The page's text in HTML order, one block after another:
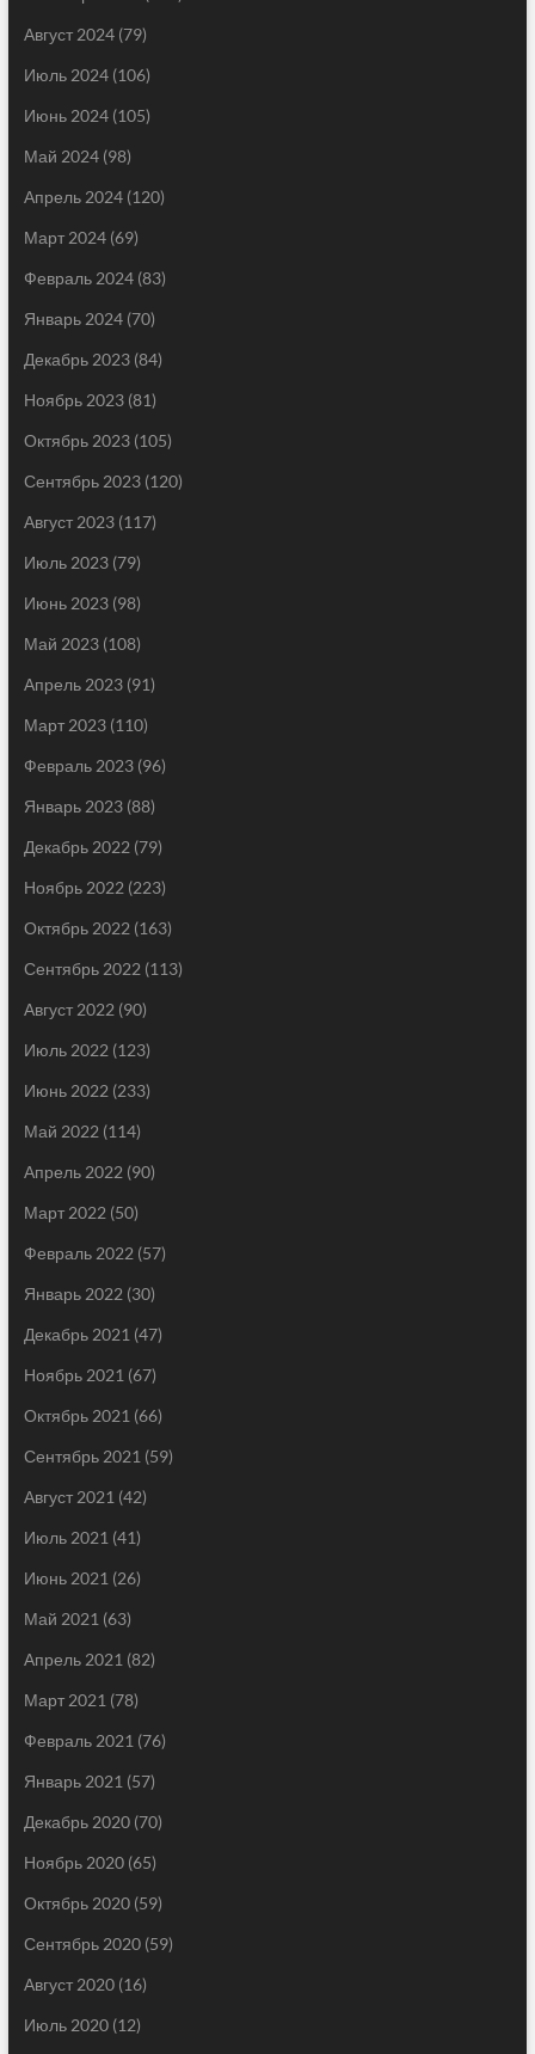
Август 2024(79)
Июль 2024(106)
Июнь 2024(105)
Май 2024(98)
Апрель 2024(120)
Март 2024(69)
Февраль 2024(83)
Январь 2024(70)
Декабрь 2023(84)
Ноябрь 2023(81)
Октябрь 2023(105)
Сентябрь 2023(120)
Август 2023(117)
Июль 2023(79)
Июнь 2023(98)
Май 2023(108)
Апрель 2023(91)
Март 2023(110)
Февраль 2023(96)
Январь 2023(88)
Декабрь 2022 (79)
Ноябрь 2022 (223)
Октябрь 2022 (163)
Сентябрь 2022 (113)
Август 2022 (90)
Июль 2022 (123)
Июнь 2022 (233)
Май 2022 (114)
Апрель 2022 (90)
Март 2022 (50)
Февраль 2022 (57)
Январь 2022 (30)
Декабрь 2021 (47)
Ноябрь 2021 (67)
Октябрь 2021 (66)
Сентябрь 2021 (59)
Август 2021 (42)
Июль 2021 (41)
Июнь 2021 (26)
Май 2021 (63)
Апрель 2021 (82)
Март 2021 (78)
Февраль 2021 (76)
Январь 2021 (57)
Декабрь 2020(70)
Ноябрь 2020(65)
Октябрь 2020(59)
Сентябрь 2020(59)
Август 2020(16)
Июль 2020(12)